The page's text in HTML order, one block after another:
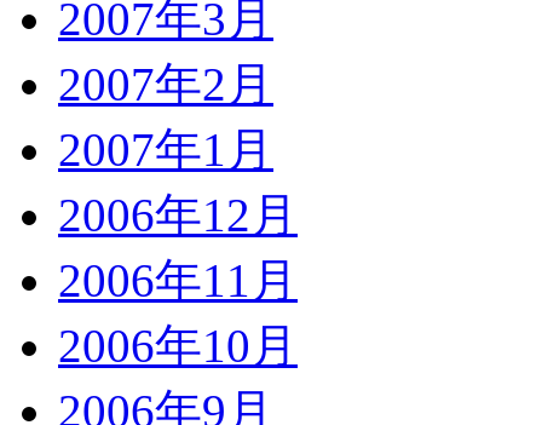
2007年3月
2007年2月
2007年1月
2006年12月
2006年11月
2006年10月
2006年9月